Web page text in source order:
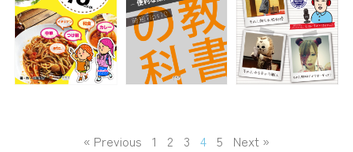
« Previous 1 2 3 4 5 Next »